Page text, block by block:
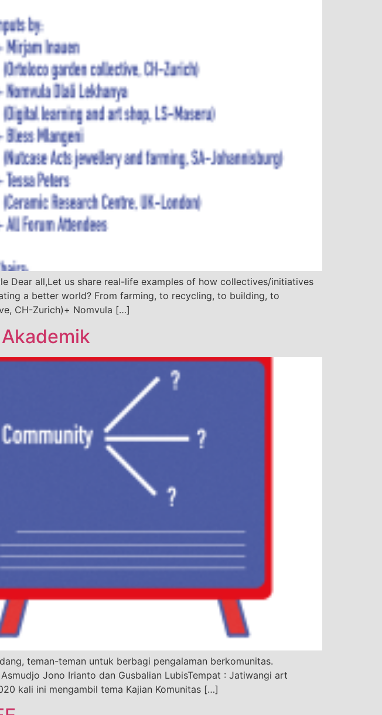
Dear all,Let us share real-life examples of how collectives/initiatives
a better world? From farming, to recycling, to building, to
CH-Zurich)+ Nomvula […]
teman-teman untuk berbagi pengalaman berkomunitas.
Jono Irianto dan Gusbalian LubisTempat : Jatiwangi art
kali ini mengambil tema Kajian Komunitas […]